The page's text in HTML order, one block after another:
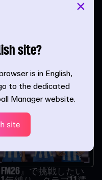
FM26』で完璧な監督を
には
ートリアル |
| 13.05.26
FM26』で挑戦したい
site?
is in English,
to the dedicated
Manager website.
site
×